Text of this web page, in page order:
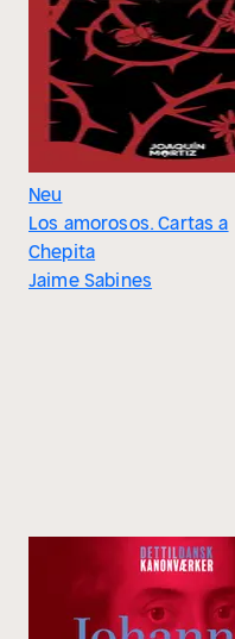
Neu
Los amorosos. Cartas a
Chepita
Jaime Sabines